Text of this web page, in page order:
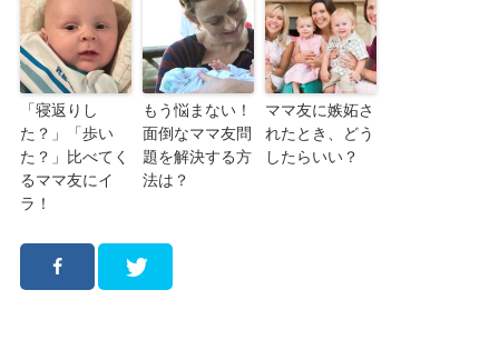
「寝返りし
た？」「歩い
た？」比べてく
るママ友にイ
ラ！
もう悩まない！
面倒なママ友問
題を解決する方
法は？
ママ友に嫉妬さ
れたとき、どう
したらいい？